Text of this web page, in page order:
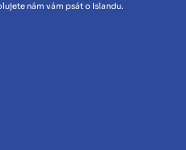
nám vám psát o Islandu.